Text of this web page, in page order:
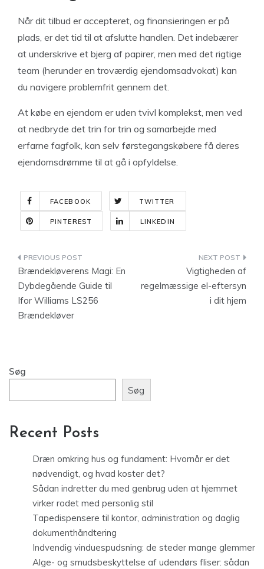
Når dit tilbud er accepteret, og finansieringen er på
plads, er det tid til at afslutte handlen. Det indebærer
at underskrive et bjerg af papirer, men med det rigtige
team (herunder en troværdig ejendomsadvokat) kan
du navigere problemfrit gennem det.
At købe en ejendom er uden tvivl komplekst, men ved
at nedbryde det trin for trin og samarbejde med
erfarne fagfolk, kan selv førstegangskøbere få deres
ejendomsdrømme til at gå i opfyldelse.
FACEBOOK TWITTER
PINTEREST LINKEDIN
Indlægsnavigation
Brændekløverens Magi: En
Dybdegående Guide til
Ifor Williams LS256
Brændekløver
Vigtigheden af
regelmæssige el-eftersyn
i dit hjem
Søg
Søg
Recent Posts
Dræn omkring hus og fundament: Hvornår er det
nødvendigt, og hvad koster det?
Sådan indretter du med genbrug uden at hjemmet
virker rodet med personlig stil
Tapedispensere til kontor, administration og daglig
dokumenthåndtering
Indvendig vinduespudsning: de steder mange glemmer
Alge- og smudsbeskyttelse af udendørs fliser: sådan